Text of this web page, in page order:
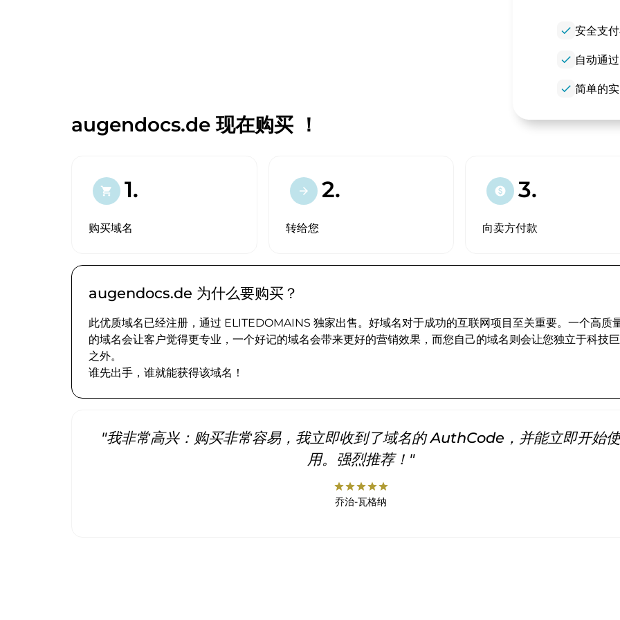
check 安全支
check 自动通
check 简单的
augendocs.de 现在购买 ！
shopping_cart 1.
购买域名
arrow_forward 2.
转给您
paid 3.
向卖方付款
augendocs.de 为什么要购买？
此优质域名已经注册，通过 ELITEDOMAINS 独家出售。好域名对于成功的互联网项目至关重要。一个高质
的域名会让客户觉得更专业，一个好记的域名会带来更好的营销效果，而您自己的域名则会让您独立于科技
之外。
谁先出手，谁就能获得该域名！
"我非常高兴：购买非常容易，我立即收到了域名的 AuthCode，并能立即开始
用。强烈推荐！"
starstarstarstarstar
乔治-瓦格纳